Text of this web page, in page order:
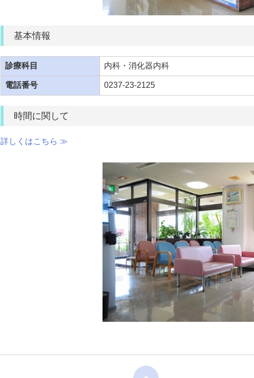
基本情報
診療科目 内科・消化器内科
電話番号 0237-23-2125
時間に関して
詳しくはこちら ≫